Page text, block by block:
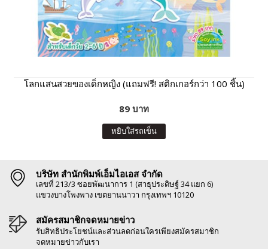
โลกแสนสวยของเด็กหญิง (แถมฟรี! สติกเกอร์กว่า 100 ชิ้น)
89 บาท
หยิบใส่รถเข็น
บริษัท สำนักพิมพ์เอ็มไอเอส จำกัด
เลขที่ 213/3 ซอยพัฒนาการ 1 (สาธุประดิษฐ์ 34 แยก 6)
แขวงบางโพงพาง เขตยานนาวา กรุงเทพฯ 10120
สมัครสมาชิกจดหมายข่าว
รับสิทธิประโยชน์และส่วนลดก่อนใครเพียงสมัครสมาชิก
จดหมายข่าวกับเรา